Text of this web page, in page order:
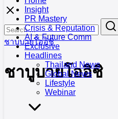
Skip
content
Insight
PR Mastery
Crisis & Reputation
AI & Future Comm
Exclusive
Headlines
Thailand News
Global News
Lifestyle
Webinar
Search
for:
ชาบูบายโออิชิ
ชาบูบายโออิชิ